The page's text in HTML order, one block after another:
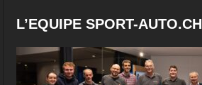
L’EQUIPE SPORT-AUTO.CH